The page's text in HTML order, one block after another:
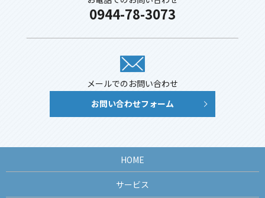
0944-78-3073
メールでのお問い合わせ
お問い合わせフォーム
HOME
サービス